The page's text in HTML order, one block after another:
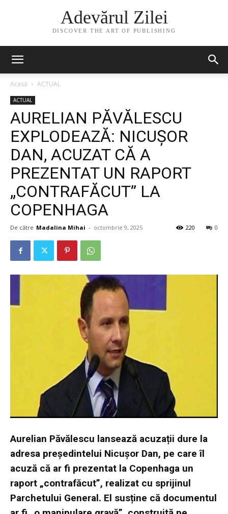
Adevărul Zilei
DISCOVER THE ART OF PUBLISHING
Acasă ACTUAL
ACTUAL
AURELIAN PĂVĂLESCU
EXPLODEAZĂ: NICUȘOR
DAN, ACUZAT CĂ A
PREZENTAT UN RAPORT
„CONTRAFĂCUT” LA
COPENHAGA
De către Madalina Mihai - octombrie 9, 2025 0
220
Aurelian Păvălescu lansează acuzații dure la
adresa președintelui Nicușor Dan, pe care îl
acuză că ar fi prezentat la Copenhaga un
raport „contrafăcut”, realizat cu sprijinul
Parchetului General. El susține că documentul